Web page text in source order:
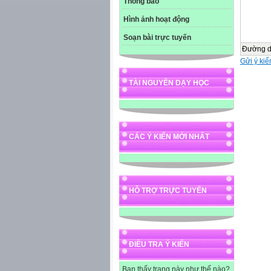
Hình ảnh hoạt động
Soạn bài trực tuyến
TÀI NGUYÊN DẠY HỌC
CÁC Ý KIẾN MỚI NHẤT
HỖ TRỢ TRỰC TUYẾN
ĐIỀU TRA Ý KIẾN
Bạn thấy trang này như thế nào?
Đường
Gửi ý